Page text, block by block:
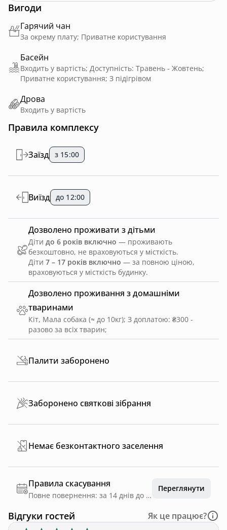
Вигоди
Гарячий чан
За окрему плату; Приватне користування
Басейн
Входить у вартість; Доступність: Травень - Жовтень;
Приватне користування; З підігрівом
Дрова
Входить у вартість
Правила комплексу
Дозволено проживання з домашніми
тваринами
Кіт, Мала собака (≈ до 10кг); З доплатою: ₴300 -
разово за всіх тварин;
Заїзд з 15:00
Виїзд до 12:00
Дозволено проживати з дітьми
Діти до 6 років включно — проживають
безкоштовно, не враховуються у місткість.
Діти 7 – 17 років включно — за повною ціною,
враховуються у місткість будинку.
Палити заборонено
Заборонено святкові зібрання
Немає безконтактного заселення
Правила скасування
Повне повернення: за 14 днів до дати заїзду
Переглянути
Відгуки гостей Як це працює?